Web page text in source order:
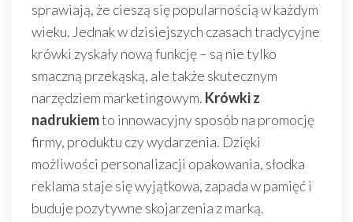
sprawiają, że cieszą się popularnością w każdym
wieku. Jednak w dzisiejszych czasach tradycyjne
krówki zyskały nową funkcję – są nie tylko
smaczną przekąską, ale także skutecznym
narzędziem marketingowym. Krówki z
nadrukiemto innowacyjny sposób na promocję
firmy, produktu czy wydarzenia. Dzięki
możliwości personalizacji opakowania, słodka
reklama staje się wyjątkowa, zapada w pamięć i
buduje pozytywne skojarzenia z marką.